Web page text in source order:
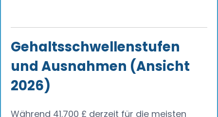
Gehaltsschwellenstufen
und Ausnahmen (Ansicht
2026)
Während 41.700 £ derzeit für die meisten